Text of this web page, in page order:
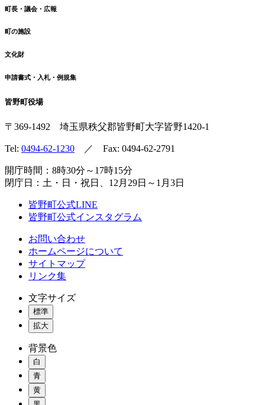
町長・議会・広報
町の施設
文化財
申請書式・入札・例規集
皆野町役場
〒369-1492 埼玉県秩父郡皆野町大字皆野1420-1
Tel: 0494-62-1230 ／ Fax: 0494-62-2791
開庁時間：8時30分～17時15分
閉庁日：土・日・祝日、12月29日～1月3日
皆野町公式LINE
皆野町公式インスタグラム
お問い合わせ
ホームページについて
サイトマップ
リンク集
文字サイズ
標準
拡大
背景色
白
青
黄